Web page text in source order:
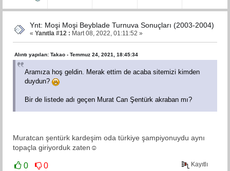
Ynt: Moşi Moşi Beyblade Turnuva Sonuçları (2003-2004)
« Yanıtla #12 : Mart 08, 2022, 01:11:52 »
Alıntı yapılan: Takao - Temmuz 24, 2021, 18:45:34
Aramıza hoş geldin. Merak ettim de acaba sitemizi kimden
duydun?
Bir de listede adı geçen Murat Can Şentürk akraban mı?
Muratcan şentürk kardeşim oda türkiye şampiyonuydu aynı
topaçla giriyorduk zaten☺️
0 0 Kayıtlı